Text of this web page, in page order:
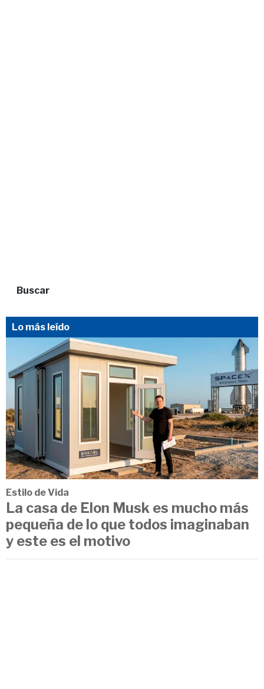
Buscar
Lo más leído
Estilo de Vida
La casa de Elon Musk es mucho más
pequeña de lo que todos imaginaban
y este es el motivo